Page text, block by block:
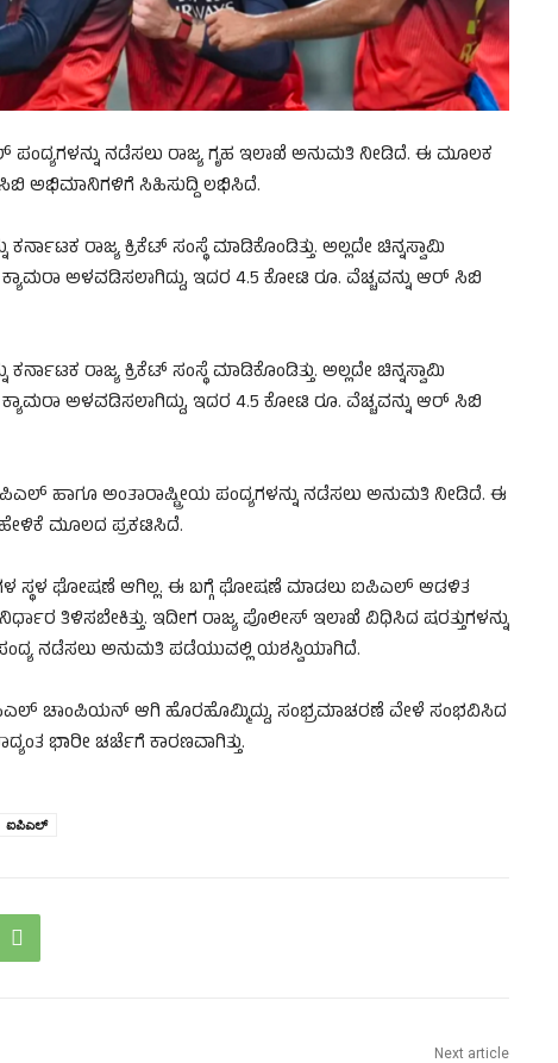
ಪಂದ್ಯಗಳನ್ನು ನಡೆಸಲು ರಾಜ್ಯ ಗೃಹ ಇಲಾಖೆ ಅನುಮತಿ ನೀಡಿದೆ. ಈ ಮೂಲಕ
ಸಿಬಿ ಅಭಿಮಾನಿಗಳಿಗೆ ಸಿಹಿಸುದ್ದಿ ಲಭಿಸಿದೆ.
ರಾಜ್ಯ ಕ್ರಿಕೆಟ್ ಸಂಸ್ಥೆ ಮಾಡಿಕೊಂಡಿತ್ತು. ಅಲ್ಲದೇ ಚಿನ್ನಸ್ವಾಮಿ
ಕ್ಯಾಮರಾ ಅಳವಡಿಸಲಾಗಿದ್ದು, ಇದರ 4.5 ಕೋಟಿ ರೂ. ವೆಚ್ಚವನ್ನು ಆರ್ ಸಿಬಿ
ರಾಜ್ಯ ಕ್ರಿಕೆಟ್ ಸಂಸ್ಥೆ ಮಾಡಿಕೊಂಡಿತ್ತು. ಅಲ್ಲದೇ ಚಿನ್ನಸ್ವಾಮಿ
ಕ್ಯಾಮರಾ ಅಳವಡಿಸಲಾಗಿದ್ದು, ಇದರ 4.5 ಕೋಟಿ ರೂ. ವೆಚ್ಚವನ್ನು ಆರ್ ಸಿಬಿ
ಹಾಗೂ ಅಂತಾರಾಷ್ಟ್ರೀಯ ಪಂದ್ಯಗಳನ್ನು ನಡೆಸಲು ಅನುಮತಿ ನೀಡಿದೆ. ಈ
ಮೂಲದ ಪ್ರಕಟಿಸಿದೆ.
ಸ್ಥಳ ಘೋಷಣೆ ಆಗಿಲ್ಲ. ಈ ಬಗ್ಗೆ ಘೋಷಣೆ ಮಾಡಲು ಐಪಿಎಲ್ ಆಡಳಿತ
ತಿಳಿಸಬೇಕಿತ್ತು. ಇದೀಗ ರಾಜ್ಯ ಪೊಲೀಸ್ ಇಲಾಖೆ ವಿಧಿಸಿದ ಷರತ್ತುಗಳನ್ನು
ನಡೆಸಲು ಅನುಮತಿ ಪಡೆಯುವಲ್ಲಿ ಯಶಸ್ವಿಯಾಗಿದೆ.
ಚಾಂಪಿಯನ್ ಆಗಿ ಹೊರಹೊಮ್ಮಿದ್ದು, ಸಂಭ್ರಮಾಚರಣೆ ವೇಳೆ ಸಂಭವಿಸಿದ
ಭಾರೀ ಚರ್ಚೆಗೆ ಕಾರಣವಾಗಿತ್ತು.
ಐಪಿಎಲ್
Next article